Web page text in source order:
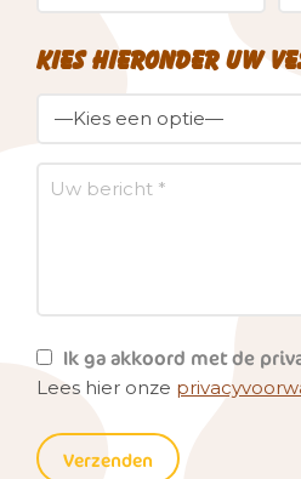
Kies hieronder uw
Ik ga akkoord met de
Lees hier onze